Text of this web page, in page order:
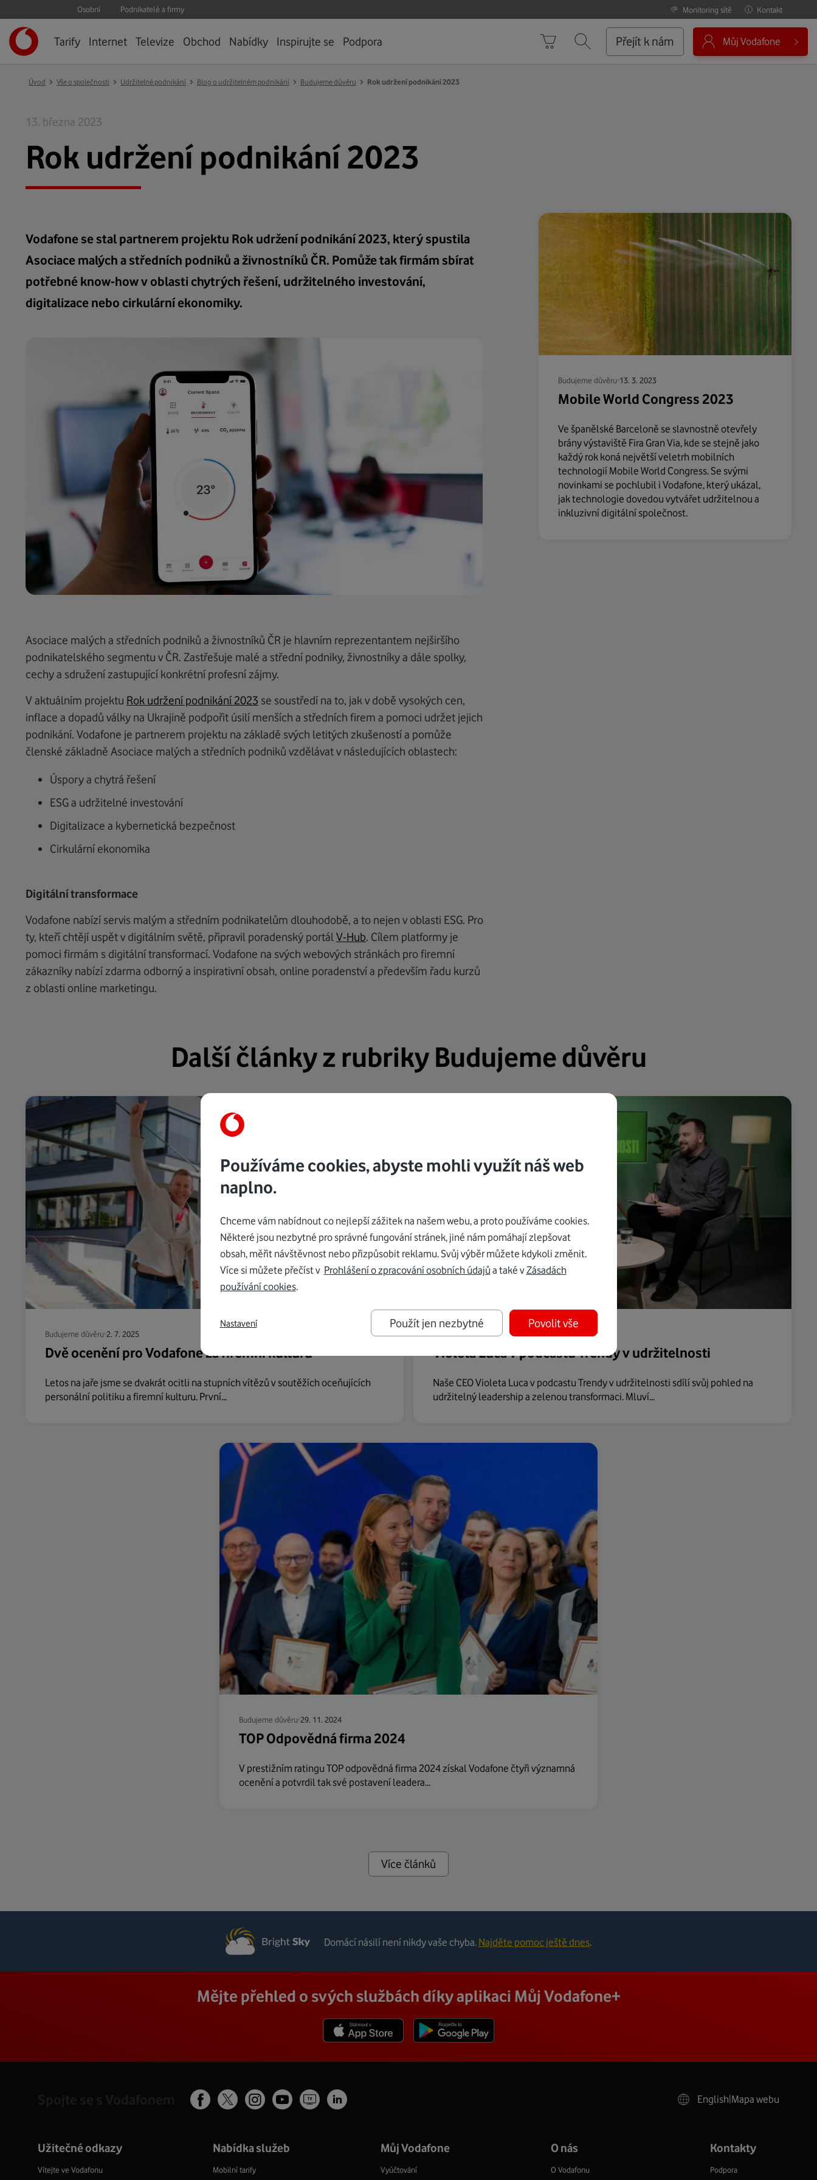
Kontakt
Monitoring sítě
Osobní Podnikatelé a firmy
stránkaTarify Internet Televize Obchod Nabídky Inspirujte se Podpora Košík VyhledáváníPřejít k nám Můj Vodafone
Úvod › Vše o společnosti › Udržitelné podnikání › Blog o udržitelném podnikání › Budujeme důvěru › Rok udržení podnikání 2023
13. března 2023
Rok udržení podnikání 2023
Vodafone se stal partnerem projektu Rok udržení podnikání 2023, který spustila
Asociace malých a středních podniků a živnostníků ČR. Pomůže tak firmám sbírat
potřebné know-how v oblasti chytrých řešení, udržitelného investování,
digitalizace nebo cirkulární ekonomiky.
Asociace malých a středních podniků a živnostníků ČR je hlavním reprezentantem nejširšího
podnikatelského segmentu v ČR. Zastřešuje malé a střední podniky, živnostníky a dále spolky,
cechy a sdružení zastupující konkrétní profesní zájmy.
V aktuálním projektu Rok udržení podnikání 2023 se soustředí na to, jak v době vysokých cen,
inflace a dopadů války na Ukrajině podpořit úsilí menších a středních firem a pomoci udržet jejich
podnikání. Vodafone je partnerem projektu na základě svých letitých zkušeností a pomůže
členské základně Asociace malých a středních podniků vzdělávat v následujících oblastech:
Úspory a chytrá řešení
ESG a udržitelné investování
Digitalizace a kybernetická bezpečnost
Cirkulární ekonomika
Digitální transformace
Vodafone nabízí servis malým a středním podnikatelům dlouhodobě, a to nejen v oblasti ESG. Pro
ty, kteří chtějí uspět v digitálním světě, připravil poradenský portál V-Hub. Cílem platformy je
pomoci firmám s digitální transformací. Vodafone na svých webových stránkách pro firemní
zákazníky nabízí zdarma odborný a inspirativní obsah, online poradenství a především řadu kurzů
z oblasti online marketingu.
Budujeme důvěru 13. 3. 2023
Mobile World Congress 2023
Ve španělské Barceloně se slavnostně otevřely
brány výstaviště Fira Gran Via, kde se stejně jako
každý rok koná největší veletrh mobilních
technologií Mobile World Congress. Se svými
novinkami se pochlubil i Vodafone, který ukázal,
jak technologie dovedou vytvářet udržitelnou a
inkluzivní digitální společnost.
Další články z rubriky Budujeme důvěru
Budujeme důvěru 2. 7. 2025
Dvě ocenění pro Vodafone za firemní kulturu
Letos na jaře jsme se dvakrát ocitli na stupních vítězů v soutěžích oceňujících
personální politiku a firemní kulturu. První...
Budujeme důvěru 10. 3. 2025
Violeta Luca v podcastu Trendy v udržitelnosti
Naše CEO Violeta Luca v podcastu Trendy v udržitelnosti sdílí svůj pohled na
udržitelný leadership a zelenou transformaci. Mluví...
Budujeme důvěru 29. 11. 2024
TOP Odpovědná firma 2024
V prestižním ratingu TOP odpovědná firma 2024 získal Vodafone čtyři významná
ocenění a potvrdil tak své postavení leadera...
Více článků
Domácí násilí není nikdy vaše chyba. Najděte pomoc ještě dnes.
Používáme cookies, abyste mohli využít náš web
naplno.
Chceme vám nabídnout co nejlepší zážitek na našem webu, a proto používáme cookies.
Některé jsou nezbytné pro správné fungování stránek, jiné nám pomáhají zlepšovat
obsah, měřit návštěvnost nebo přizpůsobit reklamu. Svůj výběr můžete kdykoli změnit.
Více si můžete přečíst v Prohlášení o zpracování osobních údajů a také vZásadách
používání cookies.
Použít jen nezbytné Povolit vše
Nastavení
Mějte přehled o svých službách díky aplikaci Můj Vodafone+
Facebook
profil
X
profil
Instagram
profil
Youtube
profil
Vodafone
TV
LinkedIn
English Mapa webu
Užitečné odkazy
Vítejte ve Vodafonu
Nabídka služeb
Mobilní tarify
Můj Vodafone
Vyúčtování
O nás
O Vodafonu
Kontakty
Podpora